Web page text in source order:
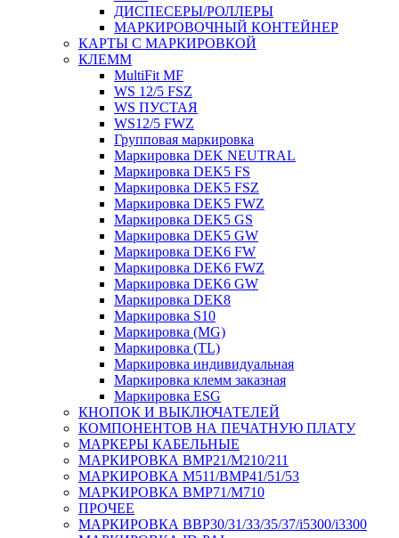
ДИСПЕСЕРЫ/РОЛЛЕРЫ
МАРКИРОВОЧНЫЙ КОНТЕЙНЕР
КАРТЫ С МАРКИРОВКОЙ
КЛЕММ
MultiFit MF
WS 12/5 FSZ
WS ПУСТАЯ
WS12/5 FWZ
Групповая маркировка
Маркировка DEK NEUTRAL
Маркировка DEK5 FS
Маркировка DEK5 FSZ
Маркировка DEK5 FWZ
Маркировка DEK5 GS
Маркировка DEK5 GW
Маркировка DEK6 FW
Маркировка DEK6 FWZ
Маркировка DEK6 GW
Маркировка DEK8
Маркировка S10
Маркировка (MG)
Маркировка (TL)
Маркировка индивидуальная
Маркировка клемм заказная
Маркировка ESG
КНОПОК И ВЫКЛЮЧАТЕЛЕЙ
КОМПОНЕНТОВ НА ПЕЧАТНУЮ ПЛАТУ
МАРКЕРЫ КАБЕЛЬНЫЕ
МАРКИРОВКА BMP21/M210/211
МАРКИРОВКА M511/BMP41/51/53
МАРКИРОВКА BMP71/M710
ПРОЧЕЕ
МАРКИРОВКА BBP30/31/33/35/37/i5300/i3300